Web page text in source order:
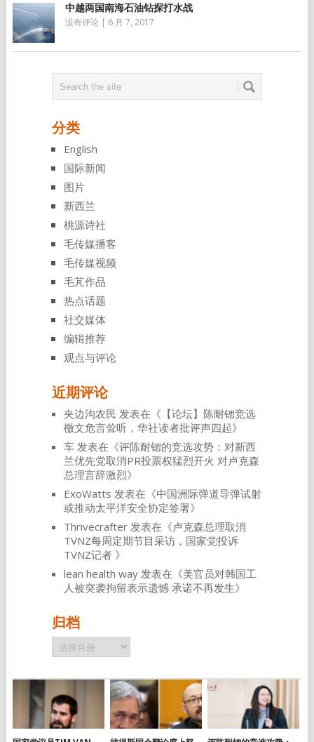
中越两国南海石油钻探打水战
没有评论 | 6 月 7, 2017
分类
English
国际新闻
图片
新西兰
桃源诗社
毛传媒播客
毛传媒视频
毛芃作品
热点话题
社交媒体
编辑推荐
观点与评论
近期评论
夹边沟农民 发表在《 【论坛】陈耐锶竞选
檄文危言耸听，华社读者批评声四起》
车发表在《评陈耐锶的竞选攻势：对新西
兰优先党取消PR投票权猛烈开火 对卢克森
总理言辞激烈》
ExoWatts 发表在《中国洲际弹道导弹试射
或推动太平洋安全协定签署》
Thrivecrafter发表在《卢克森总理取消
TVNZ每周定期节目采访，国家党投诉
TVNZ记者 》
lean health way发表在《美官员对韩国工
人被突袭拘留表示遗憾 承诺不再发生》
归档
归
档